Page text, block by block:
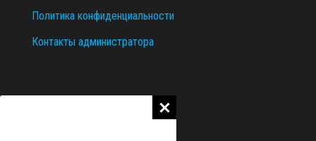
Политика конфиденциальности
Контакты администратора